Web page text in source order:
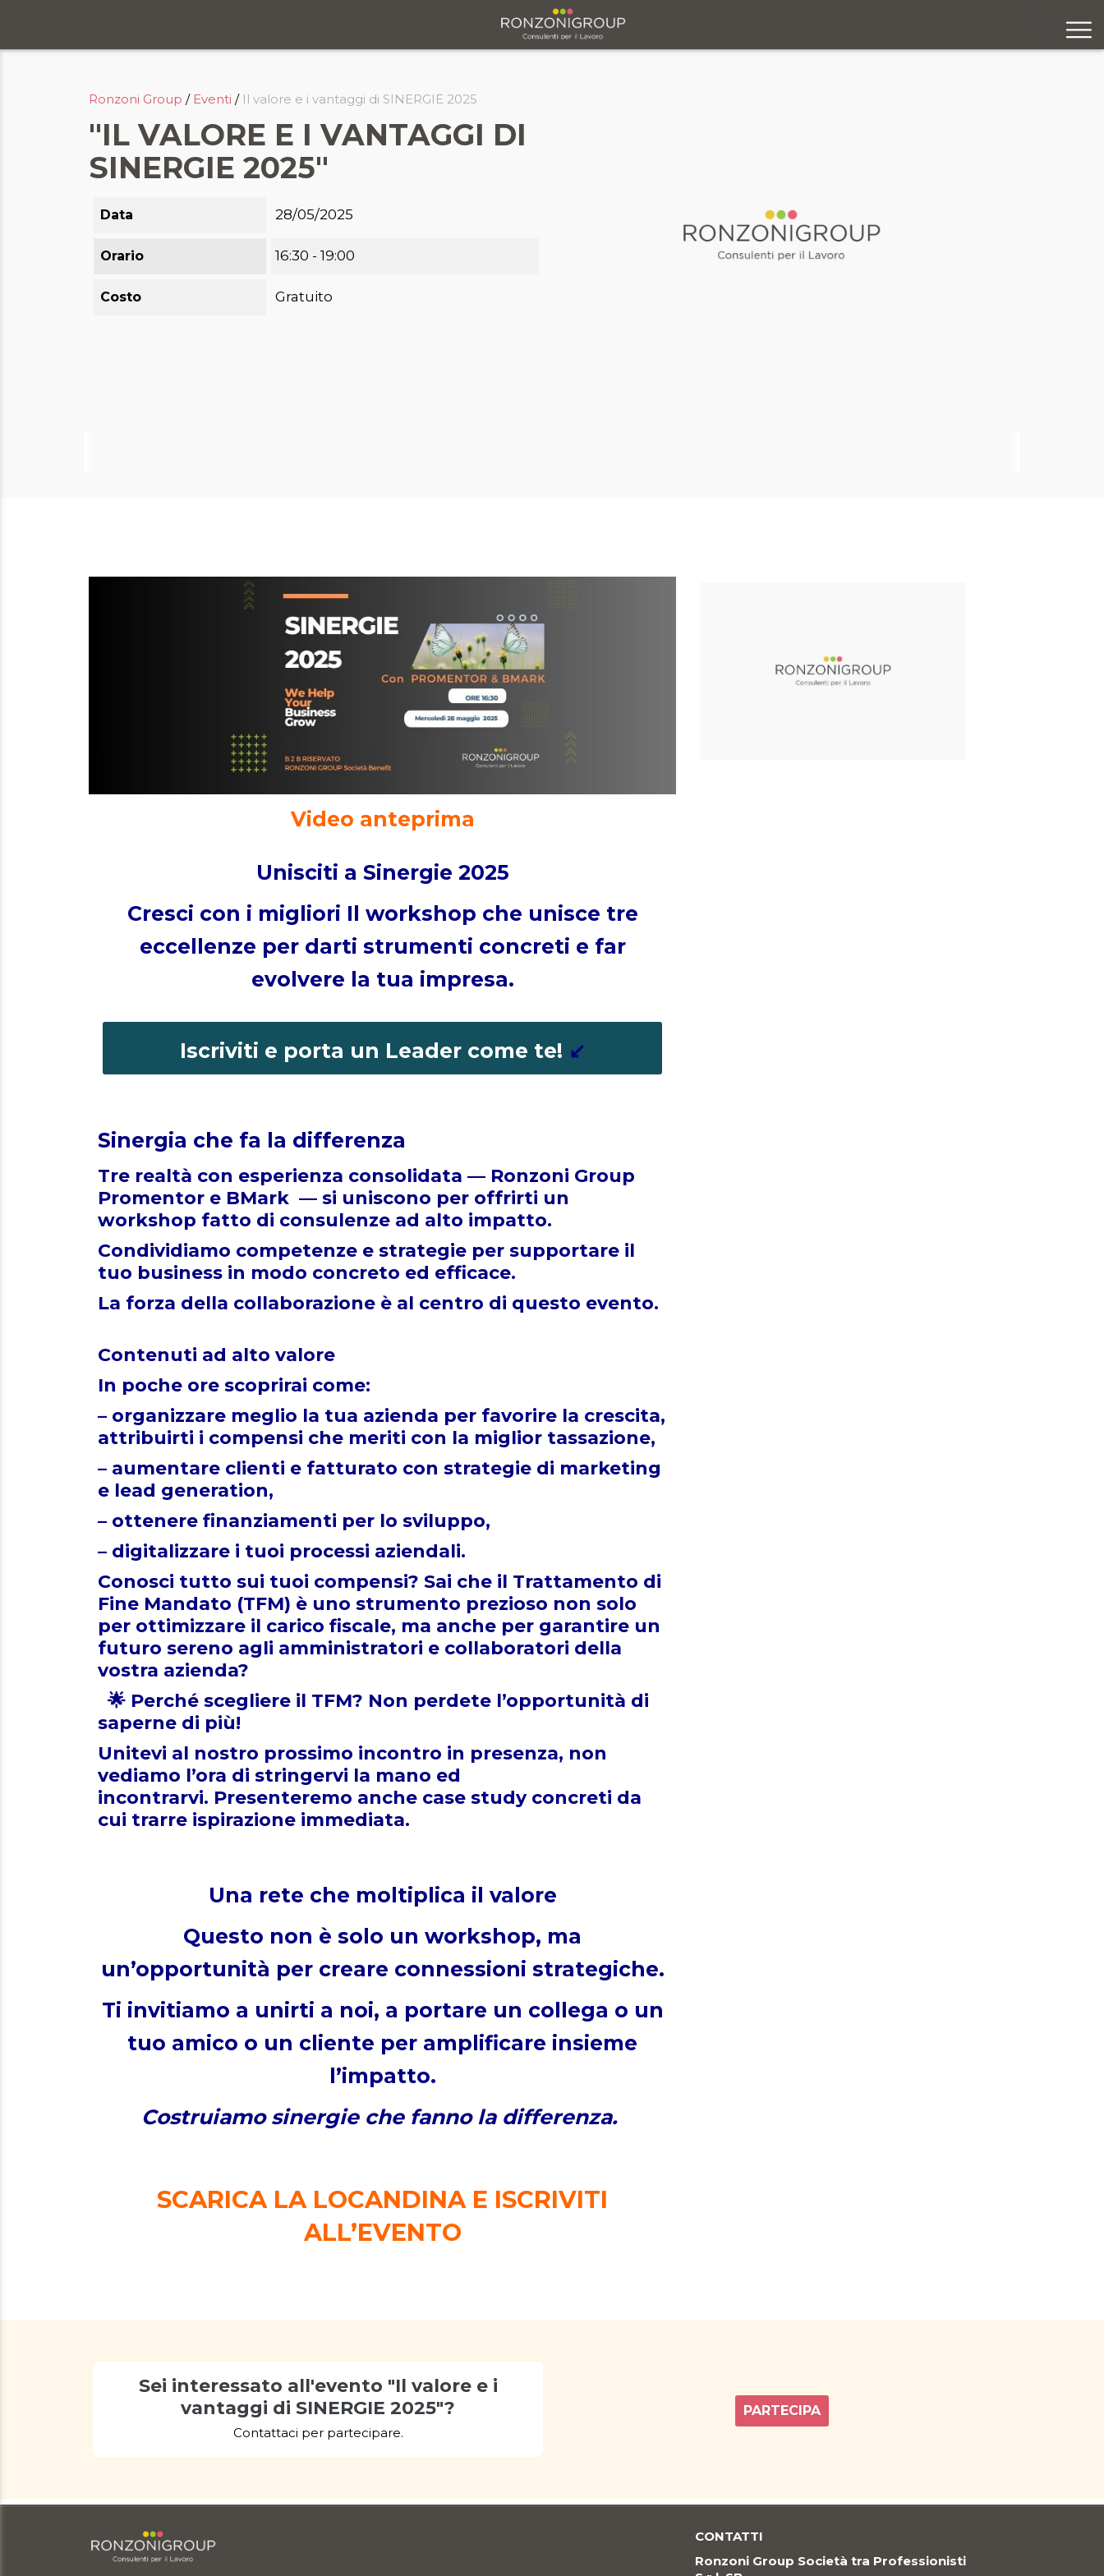
Formazione
Ricerca e selezione
Responsabilità sociale
Ronzoni Group / Eventi / Il valore e i vantaggi di SINERGIE 2025
"IL VALORE E I VANTAGGI DI
SINERGIE 2025"
Data 28/05/2025
Orario 16:30 - 19:00
Costo Gratuito
Video anteprima
Unisciti a Sinergie 2025
Cresci con i migliori Il workshop che unisce tre
eccellenze per darti strumenti concreti e far
evolvere la tua impresa.
Iscriviti e porta un Leader come te! ↙️
Sinergia che fa la differenza
Tre realtà con esperienza consolidata — Ronzoni Group
Promentor e BMark — si uniscono per offrirti un
workshop fatto di consulenze ad alto impatto.
Condividiamo competenze e strategie per supportare il
tuo business in modo concreto ed efficace.
La forza della collaborazione è al centro di questo evento.
Contenuti ad alto valore
In poche ore scoprirai come:
– organizzare meglio la tua azienda per favorire la crescita,
attribuirti i compensi che meriti con la miglior tassazione,
– aumentare clienti e fatturato con strategie di marketing
e lead generation,
– ottenere finanziamenti per lo sviluppo,
– digitalizzare i tuoi processi aziendali.
Conosci tutto sui tuoi compensi? Sai che il Trattamento di
Fine Mandato (TFM) è uno strumento prezioso non solo
per ottimizzare il carico fiscale, ma anche per garantire un
futuro sereno agli amministratori e collaboratori della
vostra azienda?
🌟 Perché scegliere il TFM? Non perdete l’opportunità di
saperne di più!
Unitevi al nostro prossimo incontro in presenza, non
vediamo l’ora di stringervi la mano ed
incontrarvi. Presenteremo anche case study concreti da
cui trarre ispirazione immediata.
Una rete che moltiplica il valore
Questo non è solo un workshop, ma
un’opportunità per creare connessioni strategiche.
Ti invitiamo a unirti a noi, a portare un collega o un
tuo amico o un cliente per amplificare insieme
l’impatto.
Costruiamo sinergie che fanno la differenza.
SCARICA LA LOCANDINA E ISCRIVITI
ALL’EVENTO
Sei interessato all'evento "Il valore e i
vantaggi di SINERGIE 2025"?
Contattaci per partecipare.
PARTECIPA
CONTATTI
Ronzoni Group Società tra Professionisti